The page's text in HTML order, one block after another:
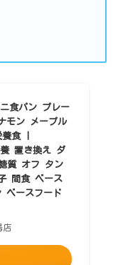
ニ食パン プレー
モン メープル
養食 |
置き換え ダ
質 オフ タン
間食 ベース
ベースフード
店